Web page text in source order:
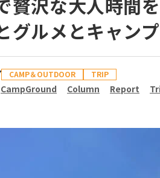
グルメとキャン
CAMP＆OUTDOOR TRIP
CampGround Column Report